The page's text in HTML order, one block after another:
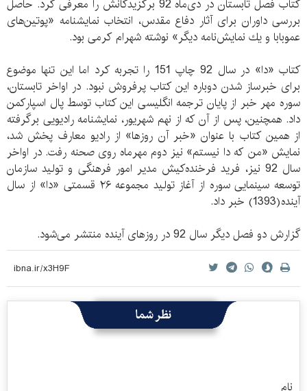
کتاب فصل تابستان در دی‌ماه 92 برگزیدگانش را معرفی کرد. حاصل
بررسی داوران برای آثار دفاع مقدس، انتخاب نمايشنامه «پوتين‌های
عموبابا و يك نمايش‌نامه ديگر» نوشته شهرام كرمی بود.
کتاب «دا» در سال 92 چاپ 151 را تجربه کرد اما این تنها موضوع
برای خبرساز شدن دوباره این کتاب پرفروش نبود. در اواخر تابستان،
سوره مهر خبر از پایان ترجمه انگلیسی این کتاب توسط پال اسپارکمن
داد. همچنین، پس از آن که از نهم شهریور، نمایشنامه رادیویی برگرفته
از همین کتاب با عنوان «خبر آن روز‌ها» از رادیو معارف پخش شد،
نمایش «من كه دا نیستم» نیز دوم مهرماه روی صحنه رفت. در اواخر
سال 92 نیز، فرید فرخنده‌کیش مدیر امور فرهنگی و تولید سازمان
توسعه سینمایی سوره از آغاز تولید مجموعه ۲۶ قسمتی «دا» از سال
آینده(1393) خبر داد.
گزارش دو فصل دیگر سال 92 در روز‌های آینده منتشر می‌شود.
نظر شما